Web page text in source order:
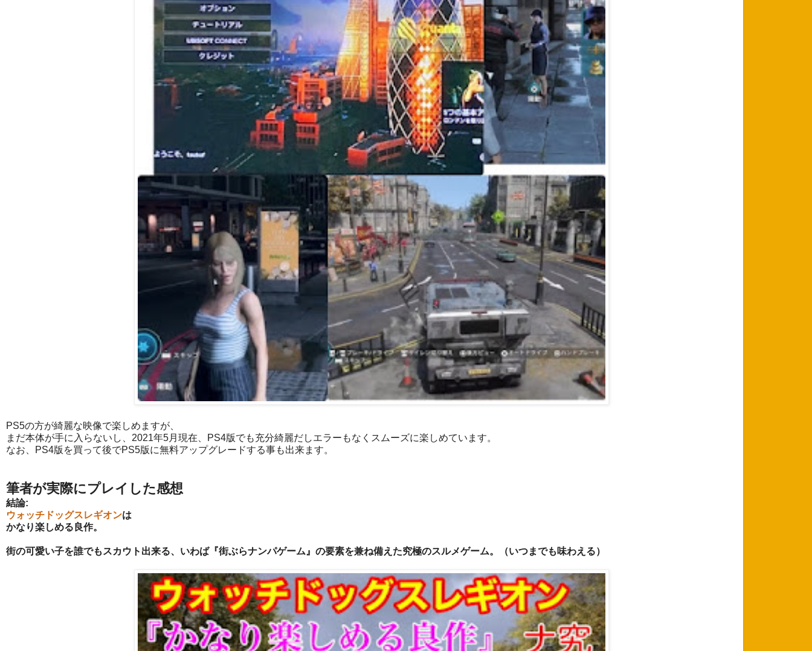
PS5の方が綺麗な映像で楽しめますが、
まだ本体が手に入らないし、2021年5月現在、PS4版でも充分綺麗だしエラーもなくスムーズに楽しめています。
なお、PS4版を買って後でPS5版に無料アップグレードする事も出来ます。
筆者が実際にプレイした感想
結論:
ウォッチドッグスレギオンは
かなり楽しめる良作。
街の可愛い子を誰でもスカウト出来る、いわば『街ぶらナンパゲーム』の要素を兼ね備えた究極のスルメゲーム。（いつまでも味わえる）